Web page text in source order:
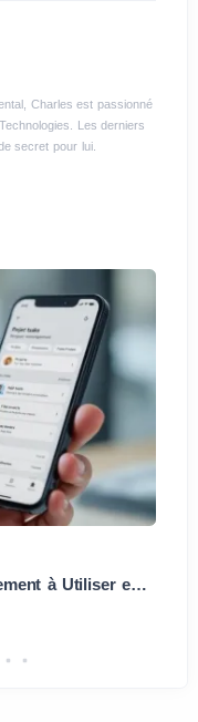
Charles est passionné
Les derniers
secret pour lui.
Top Apps iPhone Project Management à Utiliser en 2025